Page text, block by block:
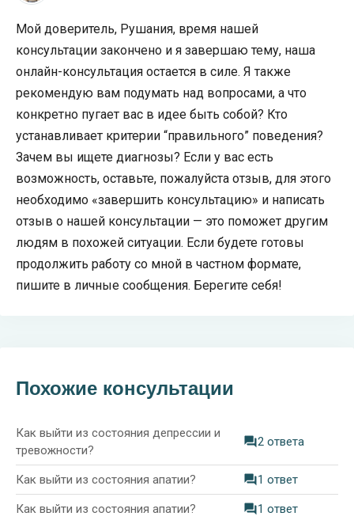
Мой доверитель, Рушания, время нашей
консультации закончено и я завершаю тему, наша
онлайн-консультация остается в силе. Я также
рекомендую вам подумать над вопросами, а что
конкретно пугает вас в идее быть собой? Кто
устанавливает критерии “правильного” поведения?
Зачем вы ищете диагнозы? Если у вас есть
возможность, оставьте, пожалуйста отзыв, для этого
необходимо «завершить консультацию» и написать
отзыв о нашей консультации — это поможет другим
людям в похожей ситуации. Если будете готовы
продолжить работу со мной в частном формате,
пишите в личные сообщения. Берегите себя!
Похожие консультации
Как выйти из состояния депрессии и
тревожности?
2 ответа
Как выйти из состояния апатии? 1 ответ
Как выйти из состояния апатии? 1 ответ